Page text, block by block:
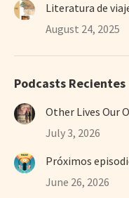
Literatura de
August 24, 2025
Podcasts Recientes
Other Lives Our
July 3, 2026
Próximos
June 26, 2026